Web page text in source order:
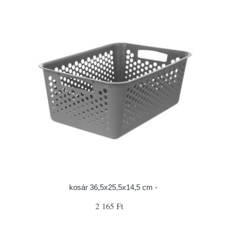
kosár 36,5x25,5x14,5 cm -
2 165 Ft